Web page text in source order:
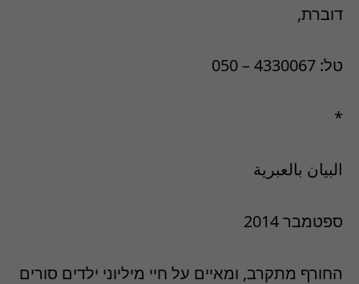
דוברת,
טל: 4330067 – 050
البيان بالعبرية
ספטמבר 2014
החורף מתקרב, ומאיים על חיי מיליוני ילדים סורים